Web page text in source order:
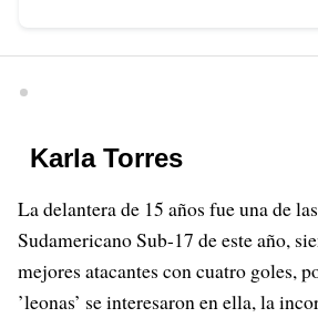
Karla Torres
La delantera de 15 años fue una de
Sudamericano Sub-17 de este año,
mejores atacantes con cuatro goles,
’leonas’ se interesaron en ella, la